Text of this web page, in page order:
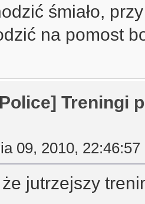
śmiało,
na pomost
Treningi
09, 2010,
jutrzejszy